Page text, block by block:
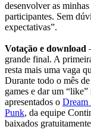
desenvolver as
participantes. Sem
expectativas”.
Votação e download
grande final. A
resta mais uma vaga
Durante todo o mês
games e dar um
apresentados o Dream
Punk, da equipe
baixados